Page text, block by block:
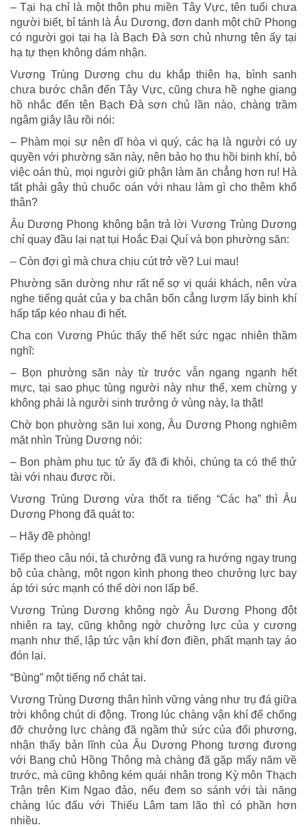
– Tại hạ chỉ là một thôn phu miền Tây Vực, tên tuổi chưa
người biết, bỉ tánh là Âu Dương, đơn danh một chữ Phong
có người gọi tại hạ là Bạch Đà sơn chủ nhưng tên ấy tại
hạ tự thẹn không dám nhận.
Vương Trùng Dương chu du khắp thiên hạ, bình sanh
chưa bước chân đến Tây Vực, cũng chưa hề nghe giang
hồ nhắc đến tên Bạch Đà sơn chủ lần nào, chàng trầm
ngâm giây lâu rồi nói:
– Phàm mọi sự nên dĩ hòa vi quý, các hạ là người có uy
quyền với phường săn này, nên bảo họ thu hồi binh khí, bỏ
việc oán thù, mọi người giữ phận làm ăn chẳng hơn ru! Hà
tất phải gây thù chuốc oán với nhau làm gì cho thêm khổ
thân?
Âu Dương Phong không bận trả lời Vương Trùng Dương
chỉ quay đầu lại nạt tụi Hoắc Đại Quí và bọn phường săn:
– Còn đợi gì mà chưa chịu cút trở về? Lui mau!
Phường săn dường như rất nể sợ vị quái khách, nên vừa
nghe tiếng quát của y ba chân bốn cẳng lượm lấy binh khí
hấp tấp kéo nhau đi hết.
Cha con Vương Phúc thấy thế hết sức ngạc nhiên thầm
nghĩ:
– Bọn phường săn này từ trước vẫn ngang ngạnh hết
mực, tại sao phục tùng người này như thế, xem chừng y
không phải là người sinh trưởng ở vùng này, lạ thật!
Chờ bọn phường săn lui xong, Âu Dương Phong nghiêm
mặt nhìn Trùng Dương nói:
– Bọn phàm phu tục tử ấy đã đi khỏi, chúng ta có thể thử
tài với nhau được rồi.
Vương Trùng Dương vừa thốt ra tiếng “Các hạ” thì Âu
Dương Phong đã quát to:
– Hãy đề phòng!
Tiếp theo câu nói, tả chưởng đã vung ra hướng ngay trung
bộ của chàng, một ngọn kình phong theo chưởng lực bay
áp tới sức mạnh có thể dời non lấp bể.
Vương Trùng Dương không ngờ Âu Dương Phong đột
nhiên ra tay, cũng không ngờ chưởng lực của y cương
mạnh như thế, lập tức vận khí đơn điền, phất mạnh tay áo
đón lại.
“Bùng” một tiếng nổ chát tai.
Vương Trùng Dương thân hình vững vàng như trụ đá giữa
trời không chút di động. Trong lúc chàng vận khí để chống
đỡ chưởng lực chàng đã ngầm thử sức của đối phương,
nhận thấy bản lĩnh của Âu Dương Phong tương đương
với Bang chủ Hồng Thông mà chàng đã gặp mấy năm về
trước, mà cũng không kém quái nhân trong Kỳ môn Thạch
Trận trên Kim Ngao đảo, nếu đem so sánh với tài năng
chàng lúc đấu với Thiếu Lâm tam lão thì có phần hơn
nhiều.